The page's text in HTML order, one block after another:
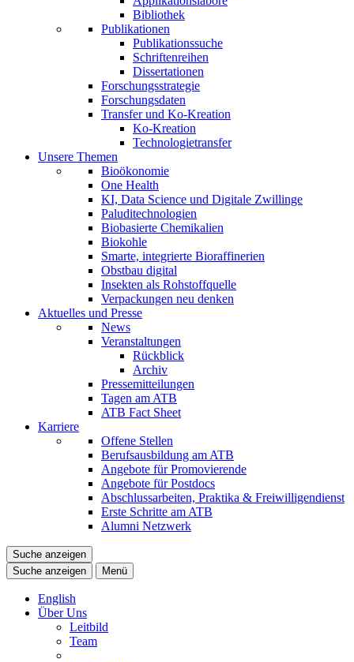
Bibliothek
Publikationen
Publikationssuche
Schriftenreihen
Dissertationen
Forschungsstrategie
Forschungsdaten
Transfer und Ko-Kreation
Ko-Kreation
Technologietransfer
Unsere Themen
Bioökonomie
One Health
KI, Data Science und Digitale Zwillinge
Paluditechnologien
Biobasierte Chemikalien
Biokohle
Smarte, integrierte Bioraffinerien
Obstbau digital
Insekten als Rohstoffquelle
Verpackungen neu denken
Aktuelles und Presse
News
Veranstaltungen
Rückblick
Archiv
Pressemitteilungen
Tagen am ATB
ATB Fact Sheet
Karriere
Offene Stellen
Berufsausbildung am ATB
Angebote für Promovierende
Angebote für Postdocs
Abschlussarbeiten, Praktika & Freiwilligendienst
Erste Schritte am ATB
Alumni Netzwerk
Suche anzeigen
Suche anzeigen
Menü
English
Über Uns
Leitbild
Team